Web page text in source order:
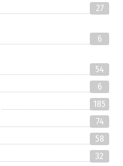
27
6
54
6
185
74
58
32